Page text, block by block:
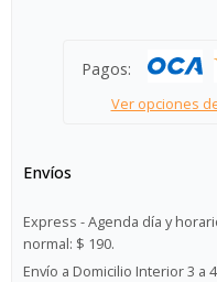
Pagos:
Ver opciones
Envíos
Express - Agenda día y
normal: $ 190.
Envío a Domicilio Interior 3 a